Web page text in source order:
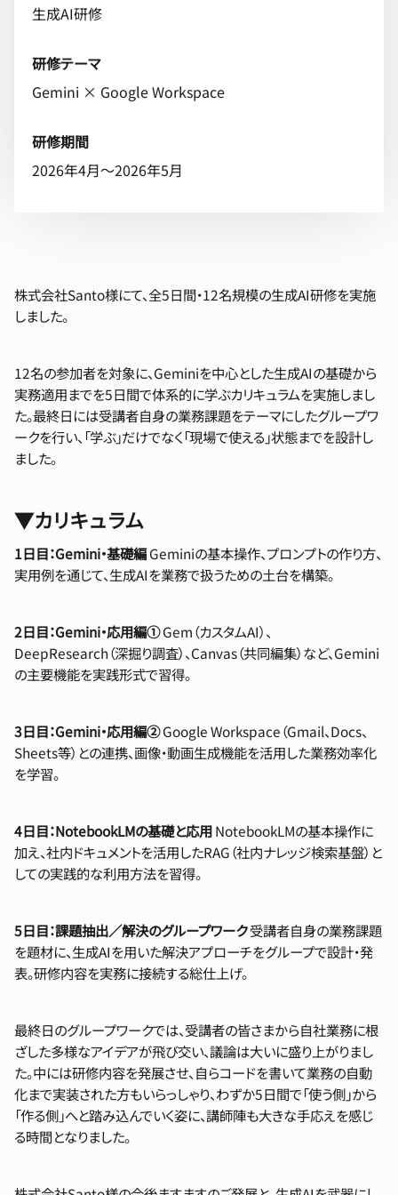
生成AI研修
研修テーマ
Gemini × Google Workspace
研修期間
2026年4月〜2026年5月
株式会社Santo様にて、全5日間・12名規模の生成AI研修を実施
しました。
12名の参加者を対象に、Geminiを中心とした生成AIの基礎から
実務適用までを5日間で体系的に学ぶカリキュラムを実施しまし
た。最終日には受講者自身の業務課題をテーマにしたグループワ
ークを行い、「学ぶ」だけでなく「現場で使える」状態までを設計し
ました。
▼カリキュラム
1日目：Gemini・基礎編Geminiの基本操作、プロンプトの作り方、
実用例を通じて、生成AIを業務で扱うための土台を構築。
2日目：Gemini・応用編①Gem（カスタムAI）、
DeepResearch（深掘り調査）、Canvas（共同編集）など、Gemini
の主要機能を実践形式で習得。
3日目：Gemini・応用編②Google Workspace（Gmail、Docs、
Sheets等）との連携、画像・動画生成機能を活用した業務効率化
を学習。
4日目：NotebookLMの基礎と応用NotebookLMの基本操作に
加え、社内ドキュメントを活用したRAG（社内ナレッジ検索基盤）と
しての実践的な利用方法を習得。
5日目：課題抽出／解決のグループワーク受講者自身の業務課題
を題材に、生成AIを用いた解決アプローチをグループで設計・発
表。研修内容を実務に接続する総仕上げ。
最終日のグループワークでは、受講者の皆さまから自社業務に根
ざした多様なアイデアが飛び交い、議論は大いに盛り上がりまし
た。中には研修内容を発展させ、自らコードを書いて業務の自動
化まで実装された方もいらっしゃり、わずか5日間で「使う側」から
「作る側」へと踏み込んでいく姿に、講師陣も大きな手応えを感じ
る時間となりました。